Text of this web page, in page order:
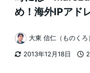
め！海外IPアド
2013年12月18日
著
者
大東 信仁（ものくろ）